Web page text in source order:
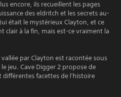
encore, ils recueillent les pages
des eldritch et les secrets au-
était le mystérieux Clayton, et ce
clair à la fin, mais est-ce vraiment la
par Clayton est racontée sous
jeu. Cave Digger 2 propose de
différentes facettes de l'histoire